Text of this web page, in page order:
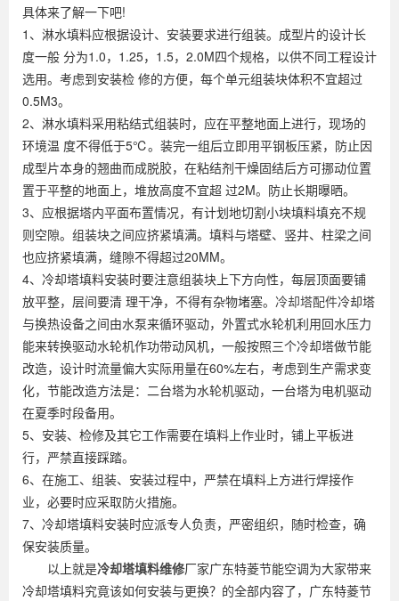
具体来了解一下吧!
1、淋水填料应根据设计、安装要求进行组装。成型片的设计长
度一般 分为1.0，1.25，1.5，2.0M四个规格，以供不同工程设计
选用。考虑到安装检 修的方便，每个单元组装块体积不宜超过
0.5M3。
2、淋水填料采用粘结式组装时，应在平整地面上进行，现场的
环境温 度不得低于5℃。装完一组后立即用平钢板压紧，防止因
成型片本身的翘曲而成脱胶，在粘结剂干燥固结后方可挪动位置
置于平整的地面上，堆放高度不宜超 过2M。防止长期曝晒。
3、应根据塔内平面布置情况，有计划地切割小块填料填充不规
则空隙。组装块之间应挤紧填满。填料与塔壁、竖井、柱梁之间
也应挤紧填满，缝隙不得超过20MM。
4、冷却塔填料安装时要注意组装块上下方向性，每层顶面要铺
放平整，层间要清 理干净，不得有杂物堵塞。 冷却塔配件冷却塔
与换热设备之间由水泵来循环驱动，外置式水轮机利用回水压力
能来转换驱动水轮机作功带动风机，一般按照三个冷却塔做节能
改造，设计时流量偏大实际用量在60%左右，考虑到生产需求变
化，节能改造方法是：二台塔为水轮机驱动，一台塔为电机驱动
在夏季时段备用。
5、安装、检修及其它工作需要在填料上作业时，铺上平板进
行，严禁直接踩踏。
6、在施工、组装、安装过程中，严禁在填料上方进行焊接作
业，必要时应采取防火措施。
7、冷却塔填料安装时应派专人负责，严密组织，随时检查，确
保安装质量。
以上就是冷却塔填料维修厂家广东特菱节能空调为大家带来
冷却塔填料究竟该如何安装与更换？的全部内容了，广东特菱节